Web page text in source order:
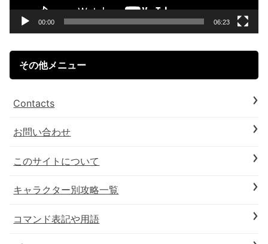
00:00 06:23
その他メニュー
Contacts
お問い合わせ
このサイトについて
キャラクター別攻略一覧
コマンド表記や用語